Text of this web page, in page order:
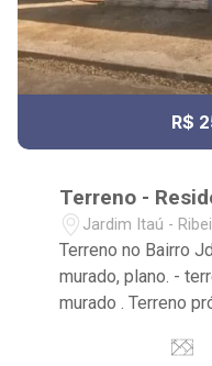
R$
Terreno -
Jardim Itaú -
Terreno no Bairro
murado, plano. - terreno com 580 m² - Plano. -
murado . Terreno próximo a Rua Antônio